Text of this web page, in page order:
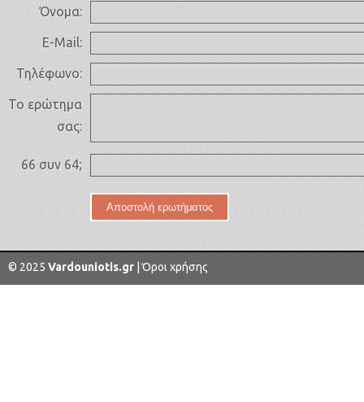
Όνομα:
E-Mail:
Τηλέφωνο:
Το ερώτημα
σας:
66 συν 64;
© 2025 Vardouniotis.gr Όροι χρήσης